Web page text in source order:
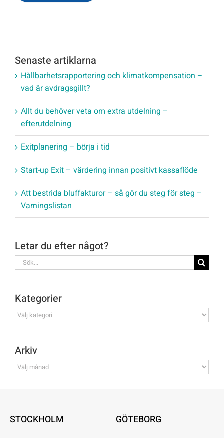
Senaste artiklarna
Hållbarhetsrapportering och klimatkompensation –
vad är avdragsgillt?
Allt du behöver veta om extra utdelning –
efterutdelning
Exitplanering – börja i tid
Start-up Exit – värdering innan positivt kassaflöde
Att bestrida bluffakturor – så gör du steg för steg –
Varningslistan
Letar du efter något?
Sök
efter:
Kategorier
Kategorier
Arkiv
Arkiv
STOCKHOLM GÖTEBORG